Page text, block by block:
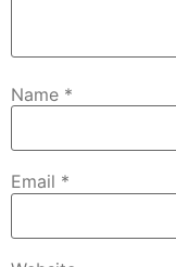
Name *
Email *